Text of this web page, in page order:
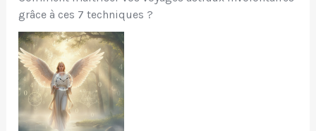
grâce à ces 7 techniques ?